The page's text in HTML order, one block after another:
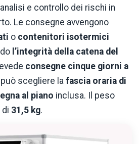
e controllo dei rischi in
Le consegne avvengono
o contenitori isotermici
l’integrità della catena del
consegne cinque giorni a
può scegliere lafascia oraria di
al piano inclusa. Il peso
31,5 kg.